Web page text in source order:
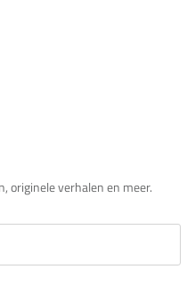
originele verhalen en meer.